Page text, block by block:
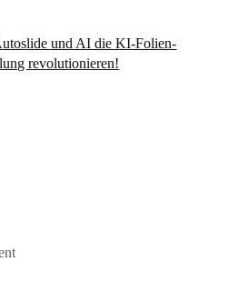
und AI die KI-Folien-
revolutionieren!